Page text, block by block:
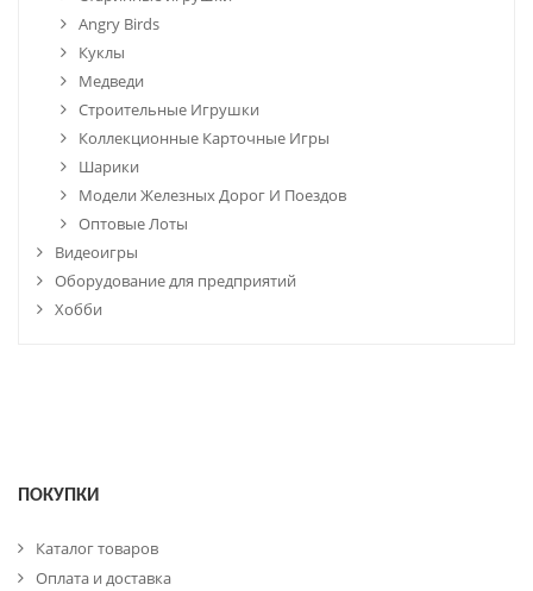
Angry Birds
Куклы
Медведи
Строительные Игрушки
Коллекционные Карточные Игры
Шарики
Модели Железных Дорог И Поездов
Оптовые Лоты
Видеоигры
Оборудование для предприятий
Хобби
ПОКУПКИ
Каталог товаров
Оплата и доставка